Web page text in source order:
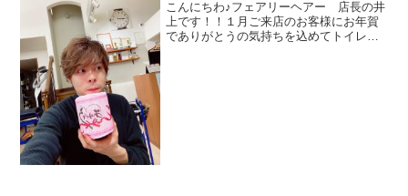
こんにちわ♪フェアリーヘアー 店長の井
上です！！１月ご来店のお客様にお年賀
でありがとうの気持ちを込めてトイレッ